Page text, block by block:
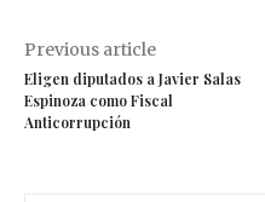
Previous article
Eligen diputados a Javier Salas
Espinoza como Fiscal
Anticorrupción